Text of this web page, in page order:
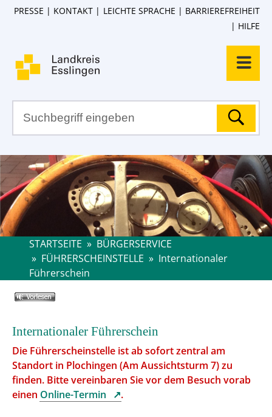
PRESSE KONTAKT LEICHTE SPRACHE
BARRIEREFREIHEIT
HILFE
STARTSEITE » BÜRGERSERVICE
» FÜHRERSCHEINSTELLE » Internationaler
Führerschein
Internationaler Führerschein
Die Führerscheinstelle ist ab sofort zentral am
Standort in Plochingen (Am Aussichtsturm 7) zu
finden. Bitte vereinbaren Sie vor dem Besuch vorab
einen Online-Termin .